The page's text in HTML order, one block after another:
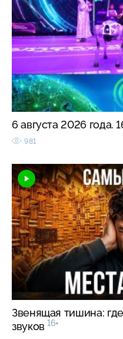
6 августа 2026 года.
981
Звенящая тишина:
звуков 16+